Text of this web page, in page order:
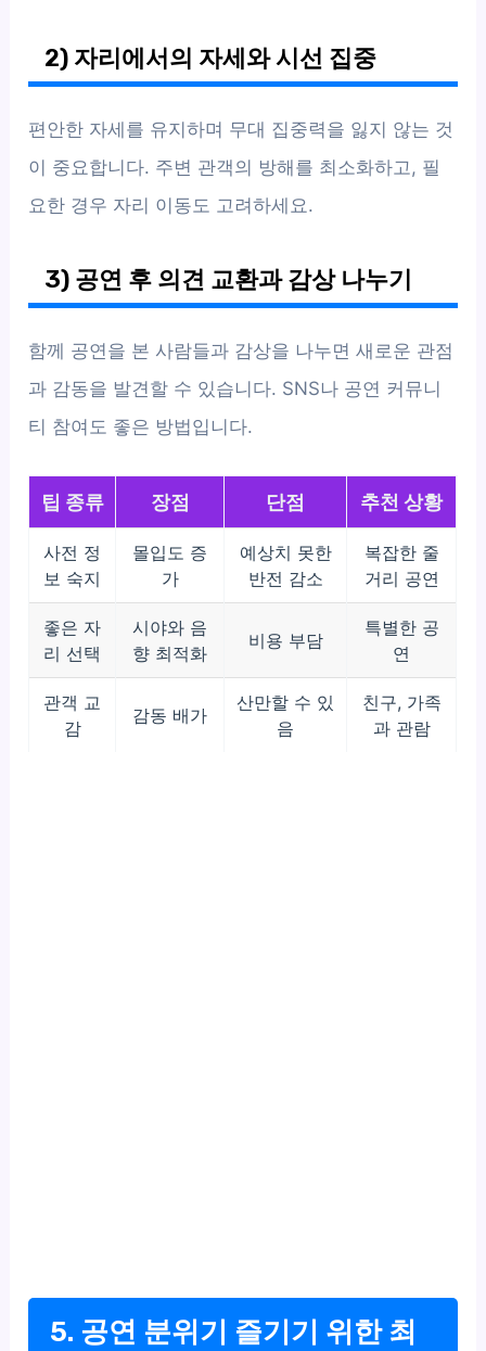
2) 자리에서의 자세와 시선 집중
편안한 자세를 유지하며 무대 집중력을 잃지 않는 것
이 중요합니다. 주변 관객의 방해를 최소화하고, 필
요한 경우 자리 이동도 고려하세요.
3) 공연 후 의견 교환과 감상 나누기
함께 공연을 본 사람들과 감상을 나누면 새로운 관점
과 감동을 발견할 수 있습니다. SNS나 공연 커뮤니
티 참여도 좋은 방법입니다.
팁 종류 장점 단점 추천 상황
사전 정
보 숙지
몰입도 증
가
예상치 못한
반전 감소
복잡한 줄
거리 공연
좋은 자
리 선택
시야와 음
향 최적화
비용 부담
특별한 공
연
관객 교
감
감동 배가
산만할 수 있
음
친구, 가족
과 관람
5. 공연 분위기 즐기기 위한 최